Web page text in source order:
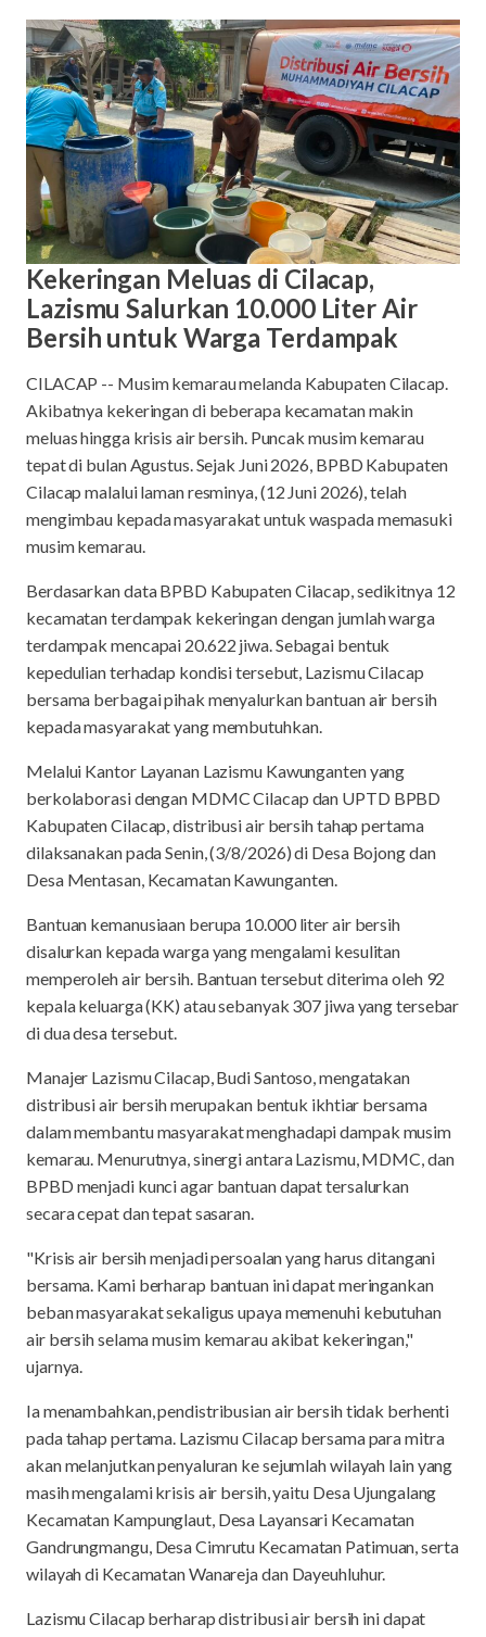
Kekeringan Meluas di Cilacap,
Lazismu Salurkan 10.000 Liter Air
Bersih untuk Warga Terdampak
CILACAP -- Musim kemarau melanda Kabupaten Cilacap.
Akibatnya kekeringan di beberapa kecamatan makin
meluas hingga krisis air bersih. Puncak musim kemarau
tepat di bulan Agustus. Sejak Juni 2026, BPBD Kabupaten
Cilacap malalui laman resminya, (12 Juni 2026), telah
mengimbau kepada masyarakat untuk waspada memasuki
musim kemarau.
Berdasarkan data BPBD Kabupaten Cilacap, sedikitnya 12
kecamatan terdampak kekeringan dengan jumlah warga
terdampak mencapai 20.622 jiwa. Sebagai bentuk
kepedulian terhadap kondisi tersebut, Lazismu Cilacap
bersama berbagai pihak menyalurkan bantuan air bersih
kepada masyarakat yang membutuhkan.
Melalui Kantor Layanan Lazismu Kawunganten yang
berkolaborasi dengan MDMC Cilacap dan UPTD BPBD
Kabupaten Cilacap, distribusi air bersih tahap pertama
dilaksanakan pada Senin, (3/8/2026) di Desa Bojong dan
Desa Mentasan, Kecamatan Kawunganten.
Bantuan kemanusiaan berupa 10.000 liter air bersih
disalurkan kepada warga yang mengalami kesulitan
memperoleh air bersih. Bantuan tersebut diterima oleh 92
kepala keluarga (KK) atau sebanyak 307 jiwa yang tersebar
di dua desa tersebut.
Manajer Lazismu Cilacap, Budi Santoso, mengatakan
distribusi air bersih merupakan bentuk ikhtiar bersama
dalam membantu masyarakat menghadapi dampak musim
kemarau. Menurutnya, sinergi antara Lazismu, MDMC, dan
BPBD menjadi kunci agar bantuan dapat tersalurkan
secara cepat dan tepat sasaran.
"Krisis air bersih menjadi persoalan yang harus ditangani
bersama. Kami berharap bantuan ini dapat meringankan
beban masyarakat sekaligus upaya memenuhi kebutuhan
air bersih selama musim kemarau akibat kekeringan,"
ujarnya.
Ia menambahkan, pendistribusian air bersih tidak berhenti
pada tahap pertama. Lazismu Cilacap bersama para mitra
akan melanjutkan penyaluran ke sejumlah wilayah lain yang
masih mengalami krisis air bersih, yaitu Desa Ujungalang
Kecamatan Kampunglaut, Desa Layansari Kecamatan
Gandrungmangu, Desa Cimrutu Kecamatan Patimuan, serta
wilayah di Kecamatan Wanareja dan Dayeuhluhur.
Lazismu Cilacap berharap distribusi air bersih ini dapat